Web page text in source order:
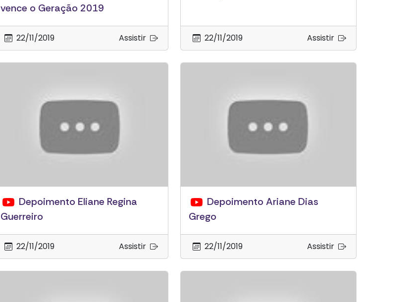
vence o Geração 2019
22/11/2019 Assistir 22/11/2019 Assistir
Depoimento Eliane Regina
Guerreiro
22/11/2019 Assistir
Depoimento Ariane Dias
Grego
22/11/2019 Assistir